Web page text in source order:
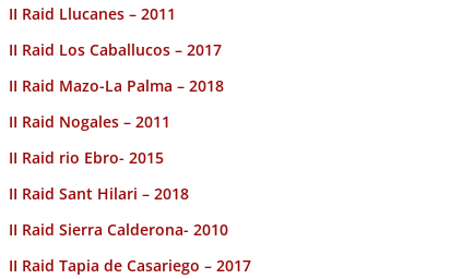
II Raid Llucanes – 2011
II Raid Los Caballucos – 2017
II Raid Mazo-La Palma – 2018
II Raid Nogales – 2011
II Raid rio Ebro- 2015
II Raid Sant Hilari – 2018
II Raid Sierra Calderona- 2010
II Raid Tapia de Casariego – 2017